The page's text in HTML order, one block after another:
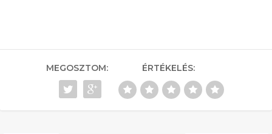
MEGOSZTOM: ÉRTÉKELÉS: